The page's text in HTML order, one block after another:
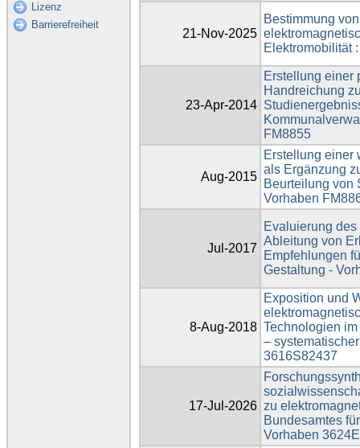
Lizenz
Barrierefreiheit
21-Nov-2025
Bestimmung
Elektromobilität
23-Apr-2014
Erstellung einer
Handreichung
FM8855
Aug-2015
Erstellung einer
als Ergänzung
Beurteilung von
Vorhaben
Jul-2017
Evaluierung
Ableitung von
Empfehlungen
Gestaltung -
8-Aug-2018
Exposition und
Technologien
–
3616S82437
17-Jul-2026 zu
Bundesamtes
Vorhaben